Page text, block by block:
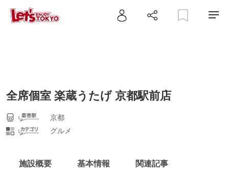
全席個室 楽蔵うたげ 京都駅前店
京都
グルメ
施設概要 基本情報 関連記事